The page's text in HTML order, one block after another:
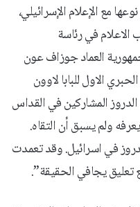
مع الإعلام الإسرائيلي،
في رئاسة
العماد جوزاف عون
الاول للبابا لاوون
المشاركين في القداس
ولم يسبق أن التقاه.
في اسرائيل. وقد تعمدت
تعليق يجافي الحقيقة”.